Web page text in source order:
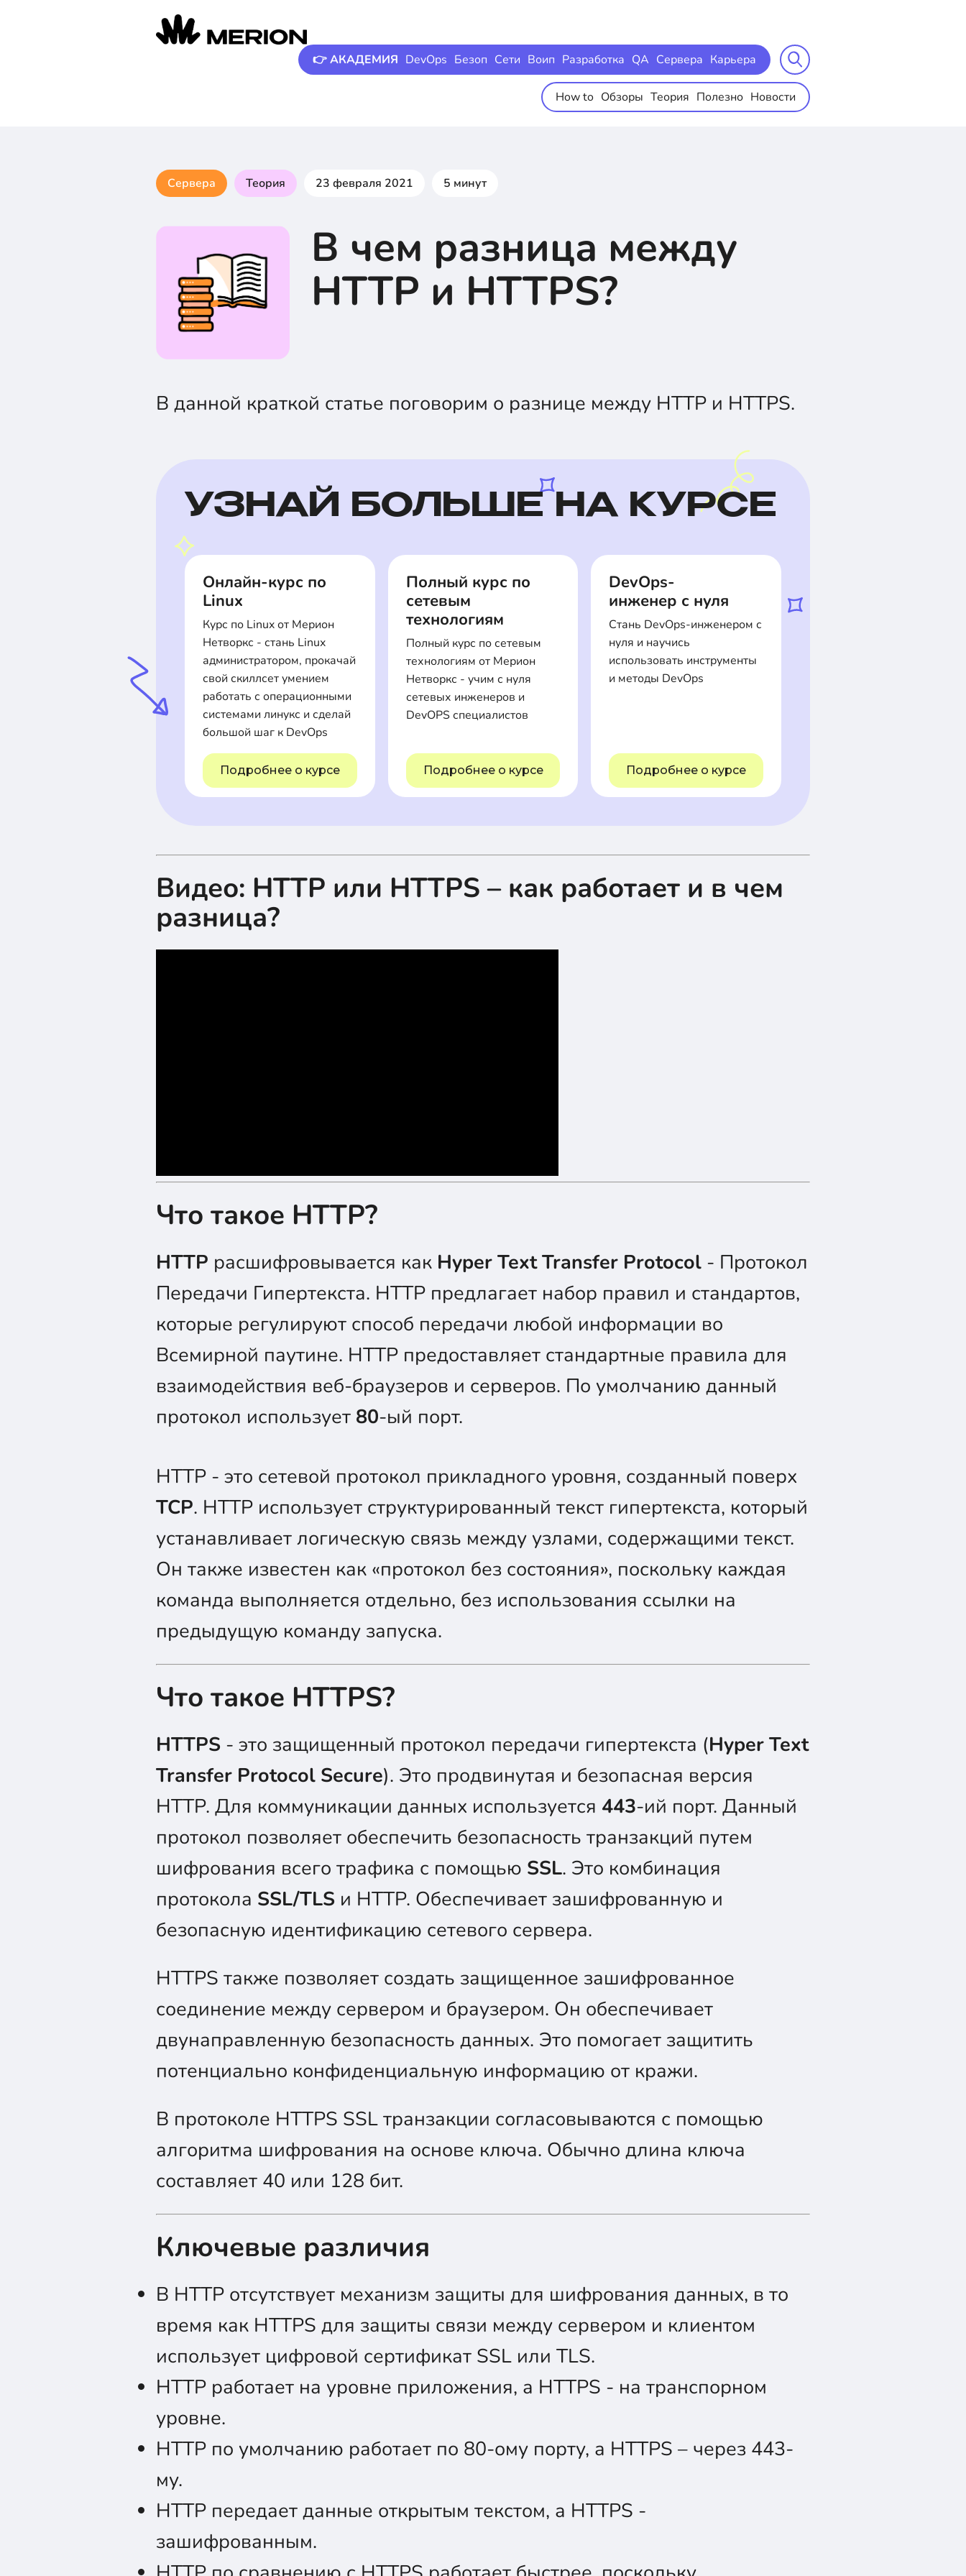
👉 АКАДЕМИЯ DevOps Безоп Сети Воип Разработка QA Сервера Карьера
How to Обзоры Теория Полезно Новости
Сервера Теория 23 февраля 2021 5 минут
В чем разница между
HTTP и HTTPS?
В данной краткой статье поговорим о разнице между HTTP и HTTPS.
УЗНАЙ БОЛЬШЕ НА КУРСЕ
Онлайн-курс по
Linux
Курс по Linux от Мерион
Нетворкс - стань Linux
администратором, прокачай
свой скиллсет умением
работать с операционными
системами линукс и сделай
большой шаг к DevOps
Подробнее о курсе
Полный курс по
сетевым
технологиям
Полный курс по сетевым
технологиям от Мерион
Нетворкс - учим с нуля
сетевых инженеров и
DevOPS специалистов
Подробнее о курсе
DevOps-
инженер с нуля
Стань DevOps-инженером с
нуля и научись
использовать инструменты
и методы DevOps
Подробнее о курсе
Видео: HTTP или HTTPS – как работает и в чем
разница?
Что такое HTTP?
HTTP расшифровывается как Hyper Text Transfer Protocol - Протокол
Передачи Гипертекста. HTTP предлагает набор правил и стандартов,
которые регулируют способ передачи любой информации во
Всемирной паутине. HTTP предоставляет стандартные правила для
взаимодействия веб-браузеров и серверов. По умолчанию данный
протокол использует 80-ый порт.
HTTP - это сетевой протокол прикладного уровня, созданный поверх
TCP. HTTP использует структурированный текст гипертекста, который
устанавливает логическую связь между узлами, содержащими текст.
Он также известен как «протокол без состояния», поскольку каждая
команда выполняется отдельно, без использования ссылки на
предыдущую команду запуска.
Что такое HTTPS?
HTTPS - это защищенный протокол передачи гипертекста (Hyper Text
Transfer Protocol Secure). Это продвинутая и безопасная версия
HTTP. Для коммуникации данных используется 443-ий порт. Данный
протокол позволяет обеспечить безопасность транзакций путем
шифрования всего трафика с помощью SSL. Это комбинация
протокола SSL/TLS и HTTP. Обеспечивает зашифрованную и
безопасную идентификацию сетевого сервера.
HTTPS также позволяет создать защищенное зашифрованное
соединение между сервером и браузером. Он обеспечивает
двунаправленную безопасность данных. Это помогает защитить
потенциально конфиденциальную информацию от кражи.
В протоколе HTTPS SSL транзакции согласовываются с помощью
алгоритма шифрования на основе ключа. Обычно длина ключа
составляет 40 или 128 бит.
Ключевые различия
В HTTP отсутствует механизм защиты для шифрования данных, в то
время как HTTPS для защиты связи между сервером и клиентом
использует цифровой сертификат SSL или TLS.
HTTP работает на уровне приложения, а HTTPS - на транспорном
уровне.
HTTP по умолчанию работает по 80-ому порту, а HTTPS – через 443-
му.
HTTP передает данные открытым текстом, а HTTPS -
зашифрованным.